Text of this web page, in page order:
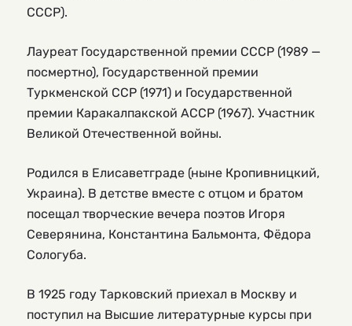
СССР).
Лауреат Государственной премии СССР (1989 —
посмертно), Государственной премии
Туркменской ССР (1971) и Государственной
премии Каракалпакской АССР (1967). Участник
Великой Отечественной войны.
Родился в Елисаветграде (ныне Кропивницкий,
Украина). В детстве вместе с отцом и братом
посещал творческие вечера поэтов Игоря
Северянина, Константина Бальмонта, Фёдора
Сологуба.
В 1925 году Тарковский приехал в Москву и
поступил на Высшие литературные курсы при